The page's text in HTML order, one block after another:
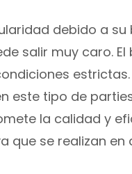
debido a
salir muy caro.
este tipo de
la calidad y
que se realizan